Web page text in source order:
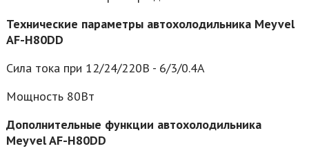
Технические параметры автохолодильника Meyvel
AF-H80DD
Сила тока при 12/24/220В - 6/3/0.4А
Мощность 80Вт
Дополнительные функции автохолодильника
Meyvel AF-H80DD